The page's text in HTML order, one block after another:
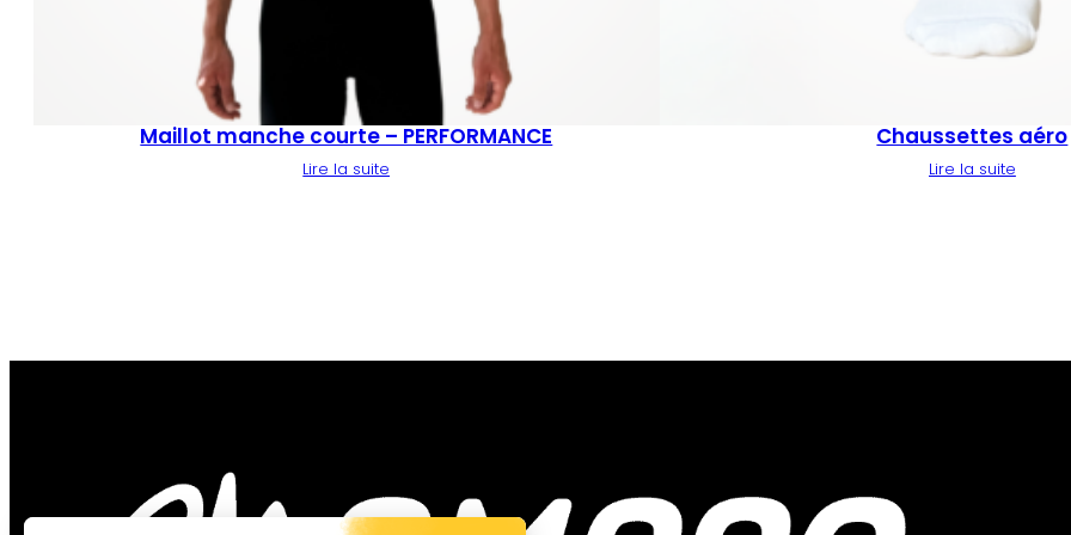
Maillot manche courte – PERFORMANCE
Lire la suite
Chaussettes aéro
Lire la suite